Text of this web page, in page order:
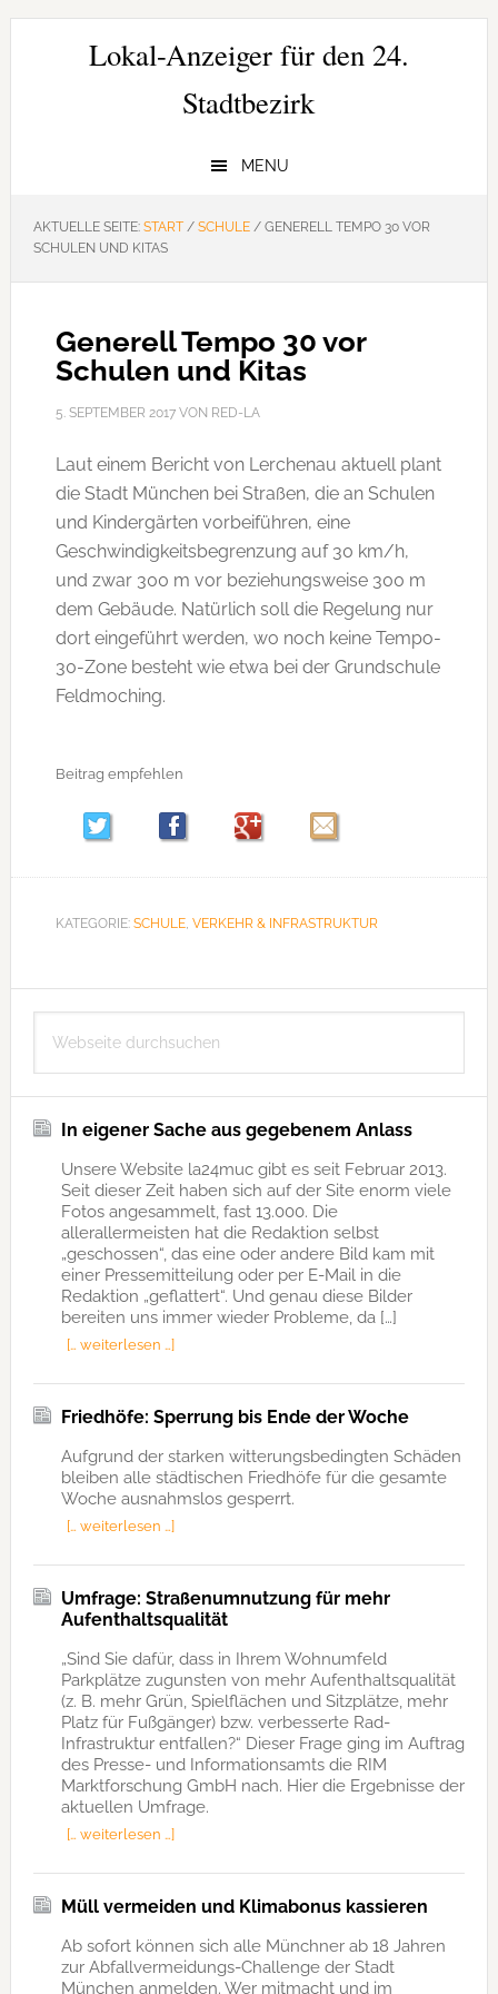
Zur
Hauptnavigation
Zum
Zur
SeitenspalteLokal-Anzeiger für den 24.
Stadtbezirk
MENU
AKTUELLE SEITE: START / SCHULE /GENERELL TEMPO 30 VOR
SCHULEN UND KITAS
Generell Tempo 30 vor
Schulen und Kitas
5. SEPTEMBER 2017VON RED-LA
Laut einem Bericht von Lerchenau aktuell plant
die Stadt München bei Straßen, die an Schulen
und Kindergärten vorbeiführen, eine
Geschwindigkeitsbegrenzung auf 30 km/h,
und zwar 300 m vor beziehungsweise 300 m
dem Gebäude. Natürlich soll die Regelung nur
dort eingeführt werden, wo noch keine Tempo-
30-Zone besteht wie etwa bei der Grundschule
Feldmoching.
Beitrag empfehlen
KATEGORIE: SCHULE, VERKEHR & INFRASTRUKTUR
Seitenspalte
durchsuchen
In eigener Sache aus gegebenem Anlass
Unsere Website la24muc gibt es seit Februar 2013.
Seit dieser Zeit haben sich auf der Site enorm viele
Fotos angesammelt, fast 13.000. Die
allerallermeisten hat die Redaktion selbst
„geschossen“, das eine oder andere Bild kam mit
einer Pressemitteilung oder per E-Mail in die
Redaktion „geflattert“. Und genau diese Bilder
bereiten uns immer wieder Probleme, da […]
[… weiterlesen …]
Friedhöfe: Sperrung bis Ende der Woche
Aufgrund der starken witterungsbedingten Schäden
bleiben alle städtischen Friedhöfe für die gesamte
Woche ausnahmslos gesperrt.
[… weiterlesen …]
Umfrage: Straßenumnutzung für mehr
Aufenthaltsqualität
„Sind Sie dafür, dass in Ihrem Wohnumfeld
Parkplätze zugunsten von mehr Aufenthaltsqualität
(z. B. mehr Grün, Spielflächen und Sitzplätze, mehr
Platz für Fußgänger) bzw. verbesserte Rad-
Infrastruktur entfallen?“ Dieser Frage ging im Auftrag
des Presse- und Informationsamts die RIM
Marktforschung GmbH nach. Hier die Ergebnisse der
aktuellen Umfrage.
[… weiterlesen …]
Müll vermeiden und Klimabonus kassieren
Ab sofort können sich alle Münchner ab 18 Jahren
zur Abfallvermeidungs-Challenge der Stadt
München anmelden. Wer mitmacht und im